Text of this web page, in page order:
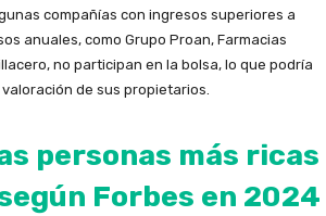
compañías con ingresos superiores a
anuales, como Grupo Proan, Farmacias
no participan en la bolsa, lo que podría
de sus propietarios.
personas más ricas
Forbes en 2024